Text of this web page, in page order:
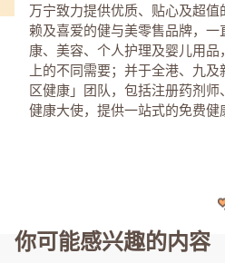
万宁致力提供优质、贴心及超
赖及喜爱的健与美零售品牌，
康、美容、个人护理及婴儿用
上的不同需要；并于全港、九
区健康」团队，包括注册药剂
健康大使，提供一站式的免费健
你可能感兴趣的内容